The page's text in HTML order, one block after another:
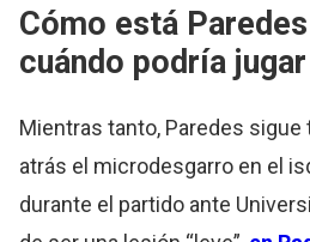
Cómo está
cuándo podría
Mientras tanto, Paredes sigue
atrás el microdesgarro en el
durante el partido ante